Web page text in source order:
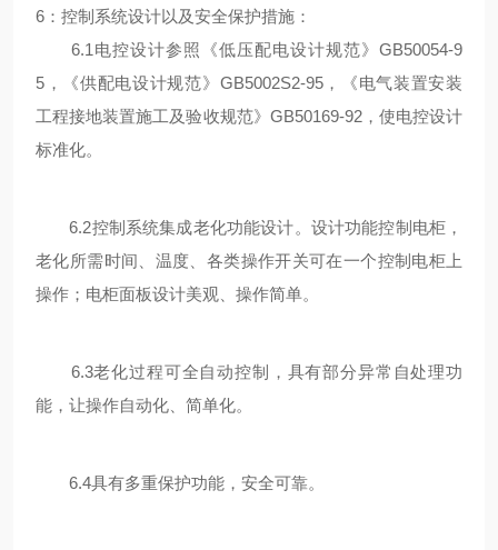
6：控制系统设计以及安全保护措施：
6.1电控设计参照《低压配电设计规范》GB50054-9
5，《供配电设计规范》GB5002S2-95，《电气装置安装
工程接地装置施工及验收规范》GB50169-92，使电控设计
标准化。
6.2控制系统集成老化功能设计。设计功能控制电柜，
老化所需时间、温度、各类操作开关可在一个控制电柜上
操作；电柜面板设计美观、操作简单。
6.3老化过程可全自动控制，具有部分异常自处理功
能，让操作自动化、简单化。
6.4具有多重保护功能，安全可靠。